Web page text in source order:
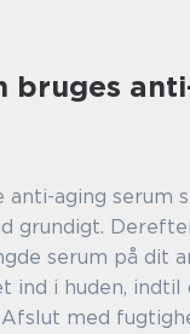
bruges
anti-aging serum
grundigt.
serum på dit
ind i huden, indtil
med